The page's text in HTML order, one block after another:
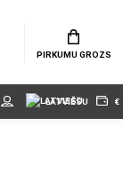
PIRKUMU GROZS
LATVIEŠU €